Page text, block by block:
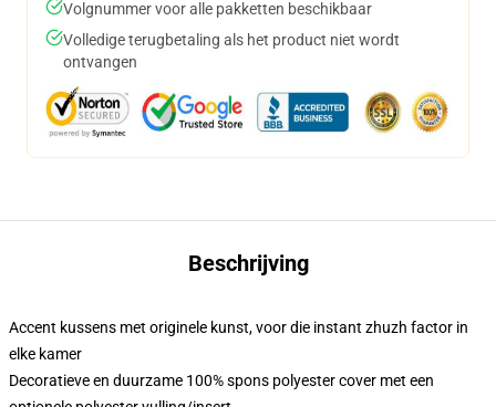
Volgnummer voor alle pakketten beschikbaar
Volledige terugbetaling als het product niet wordt
ontvangen
Beschrijving
Accent kussens met originele kunst, voor die instant zhuzh factor in
elke kamer
Decoratieve en duurzame 100% spons polyester cover met een